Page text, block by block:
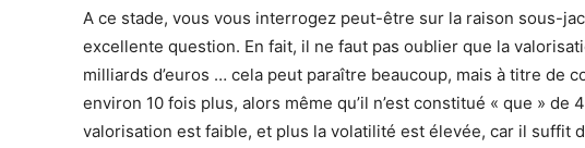
A ce stade, vous vous interrogez peut-être sur la raison sous-
excellente question. En fait, il ne faut pas oublier que la
milliards d’euros … cela peut paraître beaucoup, mais à titre de
environ 10 fois plus, alors même qu’il n’est constitué « que »
valorisation est faible, et plus la volatilité est élevée, car il suffit